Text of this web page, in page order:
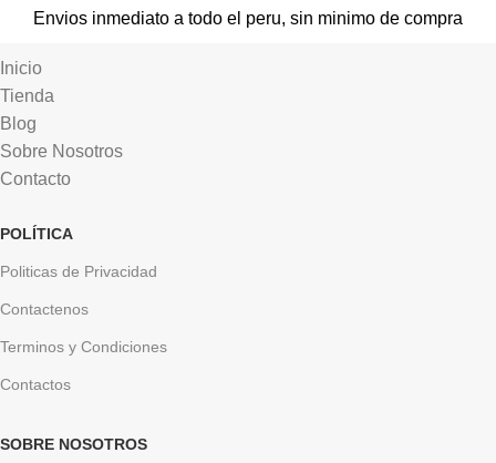
Envios inmediato a todo el peru, sin minimo de compra
Inicio
Tienda
Blog
Sobre Nosotros
Contacto
POLÍTICA
Politicas de Privacidad
Contactenos
Terminos y Condiciones
Contactos
SOBRE NOSOTROS